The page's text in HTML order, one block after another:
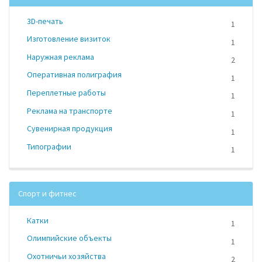
3D-печать
1
Изготовление визиток
1
Наружная реклама
2
Оперативная полиграфия
1
Переплетные работы
1
Реклама на транспорте
1
Сувенирная продукция
1
Типографии
1
Спорт и фитнес
Катки
1
Олимпийские объекты
1
Охотничьи хозяйства
2